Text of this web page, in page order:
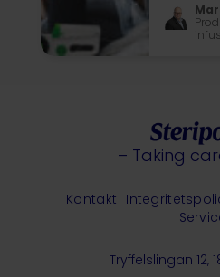
– Taking
Tryffelslingan 12,
Kontakt